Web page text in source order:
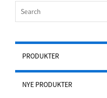
PRODUKTER
NYE PRODUKTER